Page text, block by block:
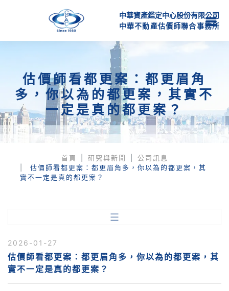
中華資產鑑定中心股份有限公司
中華不動產估價師聯合事務所
估價師看都更案：都更眉角
多，你以為的都更案，其實不
一定是真的都更案？
首頁 研究與新聞
公司訊息
估價師看都更案：都更眉角多，你以為的都更案，其
實不一定是真的都更案？
2026-01-27
估價師看都更案：都更眉角多，你以為的都更案，其
實不一定是真的都更案？